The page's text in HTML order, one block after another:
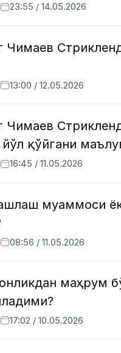
23:55 / 14.05.2026
Чимаев
13:00 / 12.05.2026
Чимаев
йўл қўйгани
16:45 / 11.05.2026
муаммоси
08:56 / 11.05.2026
маҳрум
17:02 / 10.05.2026